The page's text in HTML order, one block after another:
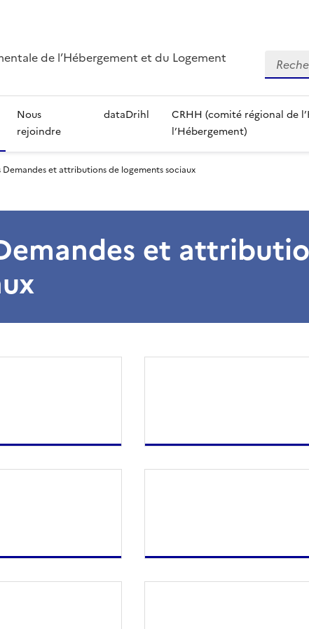
de l’Hébergement et du Logement
Nous
rejoindre
dataDrihl
CRHH (comité régional de
l’Hébergement)
Demandes et attributions de logements sociaux
et